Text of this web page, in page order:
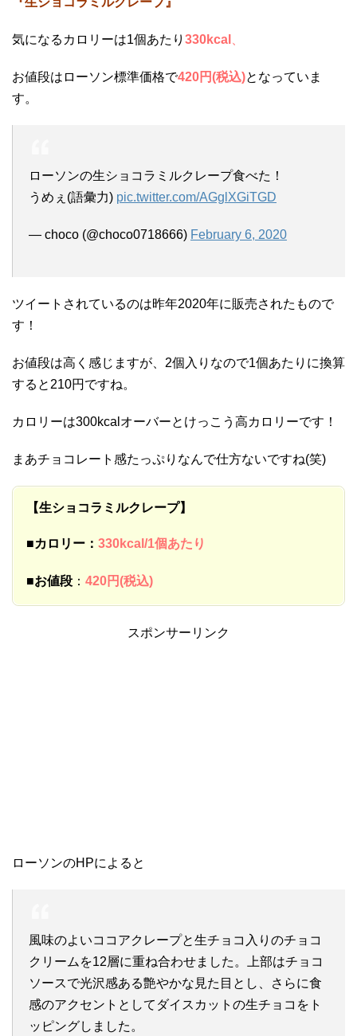
気になるカロリーは1個あたり 330kcal
お値段はローソン標準価格で420円(税込)となっていま
す。
ローソンの生ショコラミルクレープ食べた！
うめぇ(語彙力) pic.twitter.com/AGglXGiTGD
— choco (@choco0718666) February 6, 2020
ツイートされているのは昨年2020年に販売されたもので
す！
お値段は高く感じますが、2個入りなので1個あたりに換算
すると210円ですね。
カロリーは300kcalオーバーとけっこう高カロリーです！
まあチョコレート感たっぷりなんで仕方ないですね(笑)
【生ショコラミルクレープ】
■カロリー： 330kcal/1個あたり
■お値段 ： 420円(税込)
スポンサーリンク
ローソンのHPによると
風味のよいココアクレープと生チョコ入りのチョコ
クリームを12層に重ね合わせました。上部はチョコ
ソースで光沢感ある艶やかな見た目とし、さらに食
感のアクセントとしてダイスカットの生チョコをト
ッピングしました。